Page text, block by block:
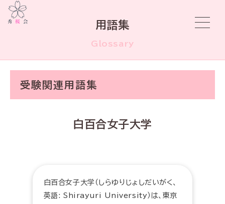
用語集
Glossary
受験関連用語集
白百合女子大学
白百合女子大学（しらゆりじょしだいがく、
英語: Shirayuri University）は、東京